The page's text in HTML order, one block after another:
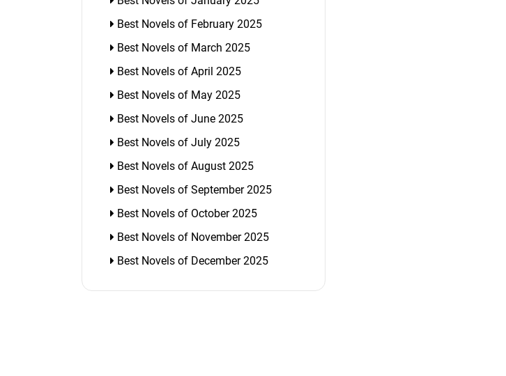
Best Novels of February 2025
Best Novels of March 2025
Best Novels of April 2025
Best Novels of May 2025
Best Novels of June 2025
Best Novels of July 2025
Best Novels of August 2025
Best Novels of September 2025
Best Novels of October 2025
Best Novels of November 2025
Best Novels of December 2025